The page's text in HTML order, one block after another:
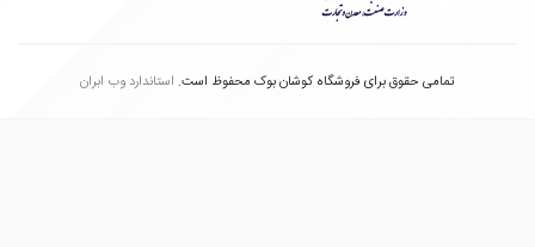
تمامی حقوق برای فروشگاه کوشان بوک محفوظ است.استاندارد وب ابران